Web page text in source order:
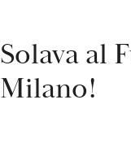
Solava al
Milano!